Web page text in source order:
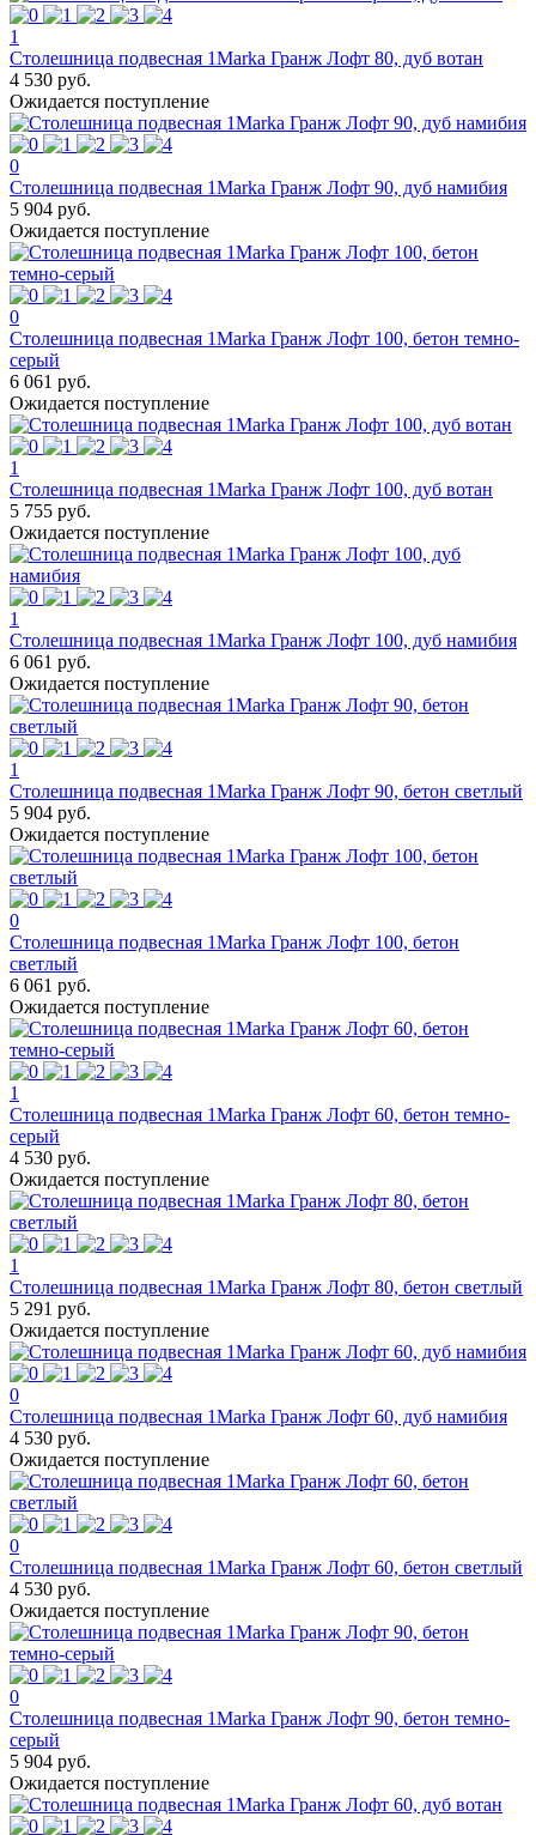
1
Столешница подвесная 1Marka Гранж Лофт 80, дуб вотан
4 530 руб.
Ожидается поступление
0
Столешница подвесная 1Marka Гранж Лофт 90, дуб намибия
5 904 руб.
Ожидается поступление
0
Столешница подвесная 1Marka Гранж Лофт 100, бетон темно-
серый
6 061 руб.
Ожидается поступление
1
Столешница подвесная 1Marka Гранж Лофт 100, дуб вотан
5 755 руб.
Ожидается поступление
1
Столешница подвесная 1Marka Гранж Лофт 100, дуб намибия
6 061 руб.
Ожидается поступление
1
Столешница подвесная 1Marka Гранж Лофт 90, бетон светлый
5 904 руб.
Ожидается поступление
0
Столешница подвесная 1Marka Гранж Лофт 100, бетон
светлый
6 061 руб.
Ожидается поступление
1
Столешница подвесная 1Marka Гранж Лофт 60, бетон темно-
серый
4 530 руб.
Ожидается поступление
1
Столешница подвесная 1Marka Гранж Лофт 80, бетон светлый
5 291 руб.
Ожидается поступление
0
Столешница подвесная 1Marka Гранж Лофт 60, дуб намибия
4 530 руб.
Ожидается поступление
0
Столешница подвесная 1Marka Гранж Лофт 60, бетон светлый
4 530 руб.
Ожидается поступление
0
Столешница подвесная 1Marka Гранж Лофт 90, бетон темно-
серый
5 904 руб.
Ожидается поступление